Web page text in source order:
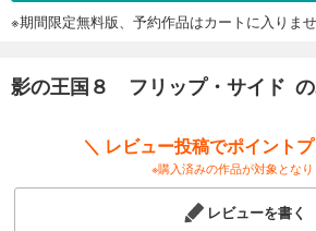
影の王国11 ダブル・ギャンビ
あらすじを表示する
影の王国12 ブルー・ムーン
円 (税込)
※期間限定無料版、予約作品はカートに入りま
影の王国８ フリップ・サイド
＼ レビュー投稿でポイント
※購入済みの作品が対象とな
レビューを書く